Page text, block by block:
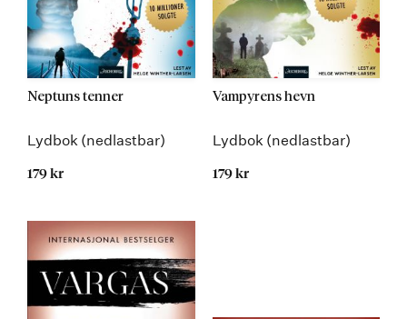
Neptuns tenner
Lydbok (nedlastbar)
179 kr
Vampyrens hevn
Lydbok (nedlastbar)
179 kr